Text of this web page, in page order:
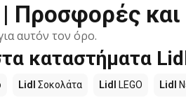
Προσφορές
αυτόν τον όρο.
καταστήματα
Lidl Σοκολάτα Lidl LEGO Lidl